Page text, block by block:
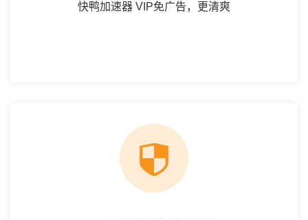
快鸭加速器 VIP免广告，更清爽